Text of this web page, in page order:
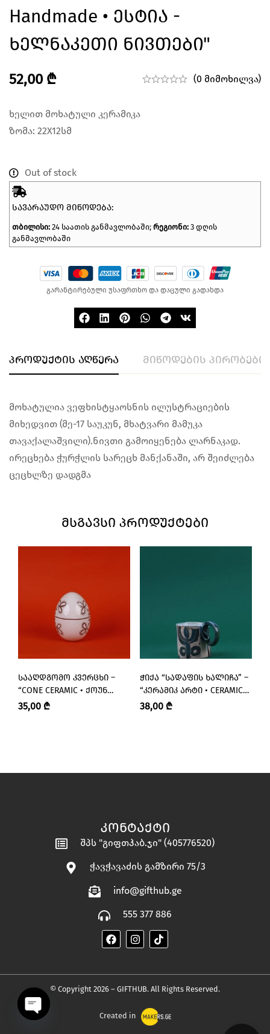
Handmade • Ესტია -
Ხელნაკეთი Ნივთები"
52,00 ₾ (0 მიმოხილვა)
ხელით მოხატული კერამიკა
ზომა: 22X12სმ
Out of stock
ᲡᲐᲕᲐᲠᲐᲣᲓᲝ ᲛᲘᲬᲝᲓᲔᲑᲐ:
თბილისი: 24 საათის განმავლობაში; რეგიონი: 3 დღის
განმავლობაში
გარანტირებული უსაფრთხო და დაცული გადახდა
პროდუქტის აღწერა მიწოდების პირობები
მოხატულია ვეფხისტყაოსნის ილუსტრაციების
მიხედვით (მე-17 საუკუნ, მხატვარი მამუკა
თავაქალაშვილი).ნივთი გამოიყენება ლარნაკად​.
ირეცხება ჭურჭლის სარეცხ მანქანაში, არ შეიძლება
ცეცხლზე დადგმა​
ᲛᲡᲒᲐᲕᲡᲘ ᲞᲠᲝᲓᲣᲥᲢᲔᲑᲘ
ᲡᲐᲐᲦᲓᲒᲝᲛᲝ ᲙᲕᲔᲠᲪᲮᲘ –
“CONE CERAMIC • ᲥᲝᲣᲜ
ᲙᲔᲠᲐᲛᲘᲙ”
35,00 ₾
ᲭᲘᲥᲐ “ᲡᲐᲓᲐᲤᲘᲡ ᲮᲐᲚᲘᲩᲐ” –
“ᲙᲔᲠᲐᲛᲘᲙ ᲐᲠᲢᲘ • CERAMIC
ART”
38,00 ₾
ᲙᲝᲜᲢᲐᲥᲢᲘ
შპს "გიფთჰაბ.ჯი" (405776520)
ჭავჭავაძის გამზირი 75/3
info@gifthub.ge
555 377 886
© Copyright 2026 – GIFTHUB. All Rights Reserved.
Created in